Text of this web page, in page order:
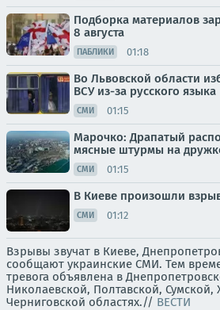
Подборка материалов
8 августа
ПАБЛИКИ 01:18
Во Львовской области
ВСУ из-за русского языка
СМИ 01:15
Марочко: Драпатый
мясные штурмы на
СМИ 01:15
В Киеве произошли
СМИ 01:12
Взрывы звучат в Киеве,
сообщают украинские СМИ. Тем
тревога объявлена в
Николаевской, Полтавской, Сумской,
Черниговской областях.// ВЕСТИ